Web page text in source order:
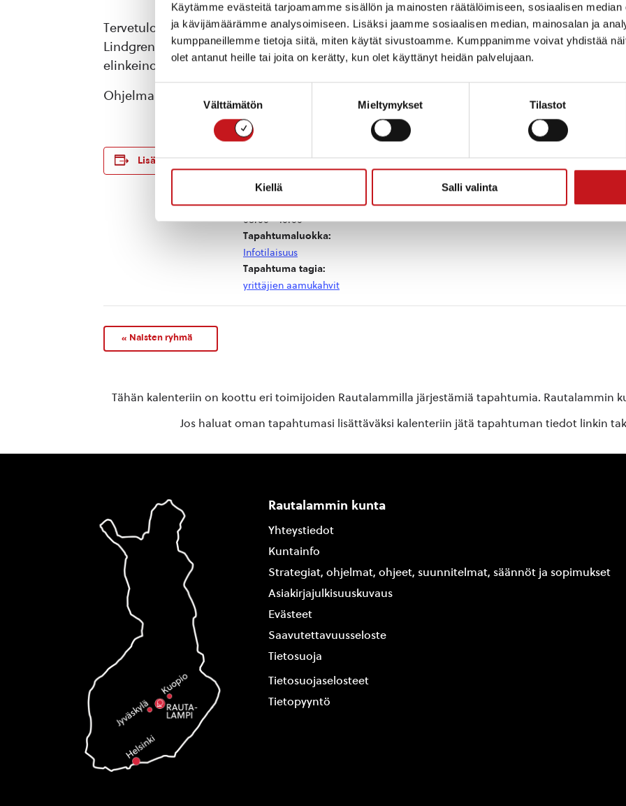
Käytämme evästeitä tarjoamamme sisällön ja mainosten räätälöimiseen, sosiaalisen
ja kävijämäärämme analysoimiseen. Lisäksi jaamme sosiaalisen median, mainosalan ja
kumppaneillemme tietoja siitä, miten käytät sivustoamme. Kumppanimme voivat yhdistää
olet antanut heille tai joita on kerätty, kun olet käyttänyt heidän palvelujaan.
Välttämätön Mieltymykset Tilastot
Kiellä Salli valinta
Tervetuloa yrittäjien aamukahville Sahalan kartanoon ke 13.3. klo 8! Veli-Jussi Jalkanen
Lindgren kunnan kilpailutuksista ja Emmi-Riikka Vartiainen ja Ville Kotka kertovat Studio
elinkeinoasiantuntija Tuomo Vähäsarja ja kunnanjohtaja Anu Sepponen.
Ohjelma voi vielä päivittyä.
Lisää kalenteriin
Päivämäärä:
ke 13.3.2024
Aika:
08:00 - 10:00
Tapahtumaluokka:
Infotilaisuus
Tapahtuma tagia:
yrittäjien aamukahvit
elinkeinoasiantuntija
Sahalan kartano
« Naisten ryhmä
Tähän kalenteriin on koottu eri toimijoiden Rautalammilla järjestämiä tapahtumia. Rautalammin
Jos haluat oman tapahtumasi lisättäväksi kalenteriin jätä tapahtuman tiedot linkin
Rautalammin kunta
Yhteystiedot
Kuntainfo
Strategiat, ohjelmat, ohjeet, suunnitelmat, säännöt ja sopimukset
Asiakirjajulkisuuskuvaus
Evästeet
Saavutettavuusseloste
Tietosuoja
Tietosuojaselosteet
Tietopyyntö